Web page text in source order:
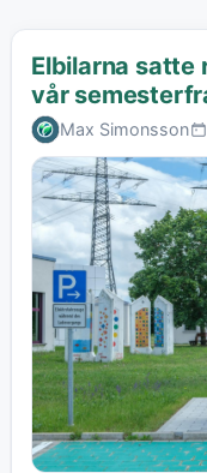
Elbilarna satte
vår
Max Simonsson